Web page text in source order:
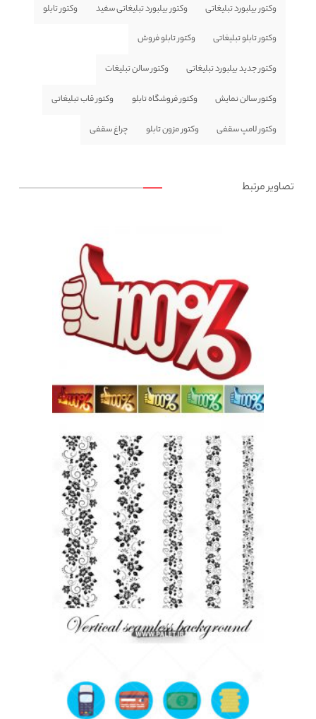
وکتور بیلبورد تبلیغاتی وکتور بیلبورد تبلیغاتی سفید وکتور تابلو
وکتور تابلو تبلیغاتی وکتور تابلو فروش
وکتور جدید بیلبورد تبلیغاتی وکتور سالن تبلیغات
وکتور سالن نمایش وکتور فروشگاه تابلو وکتور قاب تبلیغاتی
وکتور لامپ سقفی وکتور مزون تابلو چراغ سقفی
تصاویر مرتبط